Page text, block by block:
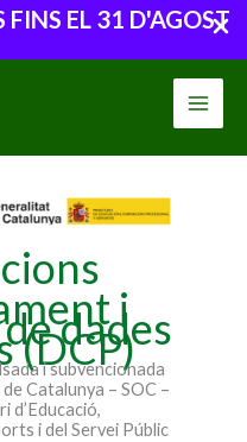
EL 31 D'AGOST
i
dades
(DCP)
i subvencionada
Catalunya – SOC –
d’Educació,
i del Servei Públic